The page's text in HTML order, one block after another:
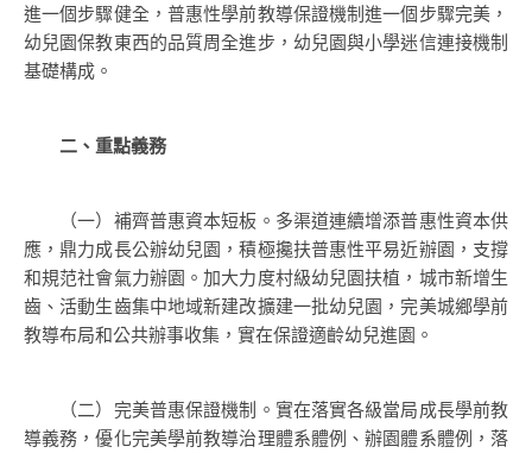
進一個步驟健全，普惠性學前教導保證機制進一個步驟完美，
幼兒園保教東西的品質周全進步，幼兒園與小學迷信連接機制
基礎構成。
二、重點義務
（一）補齊普惠資本短板。多渠道連續增添普惠性資本供
應，鼎力成長公辦幼兒園，積極攙扶普惠性平易近辦園，支撐
和規范社會氣力辦園。加大力度村級幼兒園扶植，城市新增生
齒、活動生齒集中地域新建改擴建一批幼兒園，完美城鄉學前
教導布局和公共辦事收集，實在保證適齡幼兒進園。
（二）完美普惠保證機制。實在落實各級當局成長學前教
導義務，優化完美學前教導治理體系體例、辦園體系體例，落